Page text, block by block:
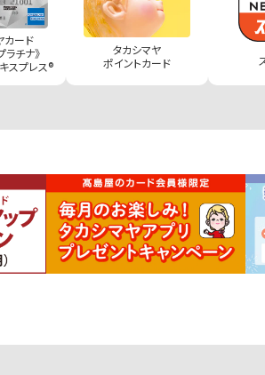
カード
ラチナ》
スプレス®
タカシマヤ
ポイントカード